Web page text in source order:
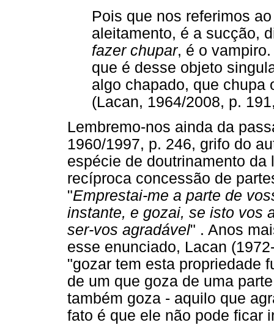
Pois que nos referimos
aleitamento, é a sucção,
fazer chupar, é o
que é desse objeto
algo chapado, que chupa
(Lacan, 1964/2008, p.
Lembremo-nos ainda da
1960/1997, p. 246, grifo do
espécie de doutrinamento
recíproca concessão de
"Emprestai-me a parte de
instante, e gozai, se isto vos
ser-vos agradável" . Anos
esse enunciado, Lacan
"gozar tem esta propriedade
de um que goza de uma
também goza - aquilo que
fato é que ele não pode ficar